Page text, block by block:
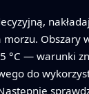
Obszary
— warunki
do